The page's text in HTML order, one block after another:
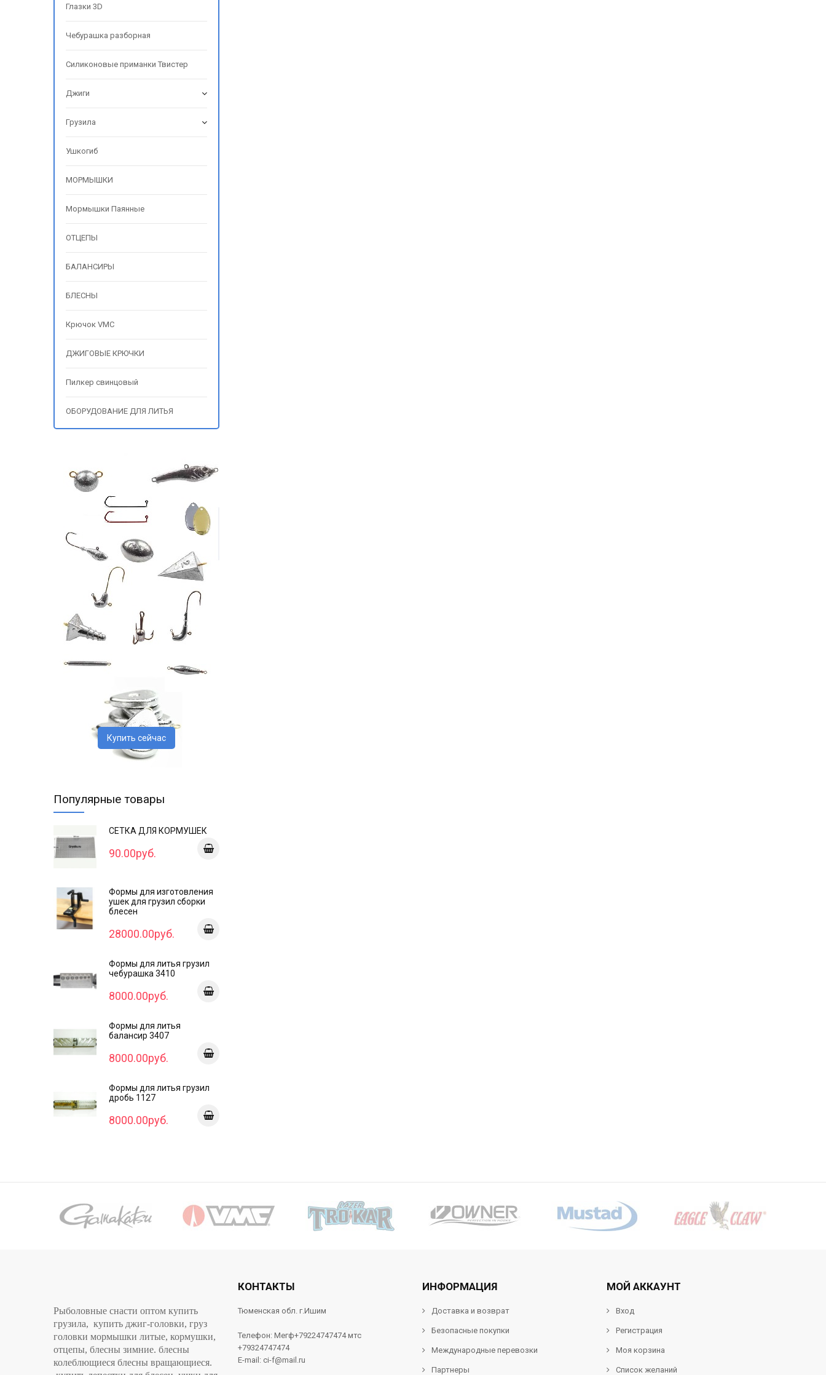
Глазки 3D
Чебурашка разборная
Силиконовые приманки Твистер
Джиги
Грузила
Ушкогиб
МОРМЫШКИ
Мормышки Паянные
ОТЦЕПЫ
БАЛАНСИРЫ
БЛЕСНЫ
Крючок VMC
ДЖИГОВЫЕ КРЮЧКИ
Пилкер свинцовый
ОБОРУДОВАНИЕ ДЛЯ ЛИТЬЯ
Купить сейчас
Популярные товары
СЕТКА ДЛЯ КОРМУШЕК
90.00руб.
Формы для изготовления
ушек для грузил сборки
блесен
28000.00руб.
Формы для литья грузил
чебурашка 3410
8000.00руб.
Формы для литья
балансир 3407
8000.00руб.
Формы для литья грузил
дробь 1127
8000.00руб.
Рыболовные снасти оптом купить
грузила, купить джиг-головки, груз
головки мормышки литые, кормушки,
отцепы, блесны зимние. блесны
колеблющиеся блесны вращающиеся.
КОНТАКТЫ
Тюменская обл. г.Ишим
Телефон: Мегф+79224747474 мтс
+79324747474
E-mail: ci-f@mail.ru
ИНФОРМАЦИЯ
Доставка и возврат
Безопасные покупки
Международные перевозки
Партнеры
МОЙ АККАУНТ
Вход
Регистрация
Моя корзина
Список желаний